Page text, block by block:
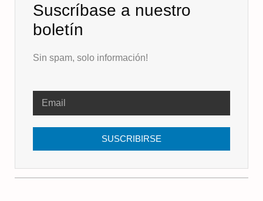
Suscríbase a nuestro
boletín
Sin spam, solo información!
SUSCRIBIRSE